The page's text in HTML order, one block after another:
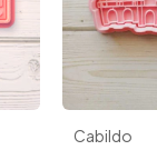
Cabildo